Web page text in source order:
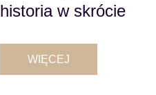
historia w skrócie
WIĘCEJ